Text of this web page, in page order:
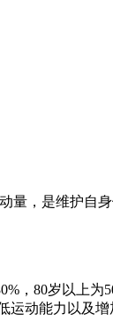
量，是维护自
，80岁以上为
运动能力以及